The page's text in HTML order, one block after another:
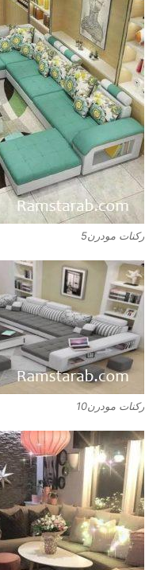
ركنات مودرن5
ركنات مودرن10